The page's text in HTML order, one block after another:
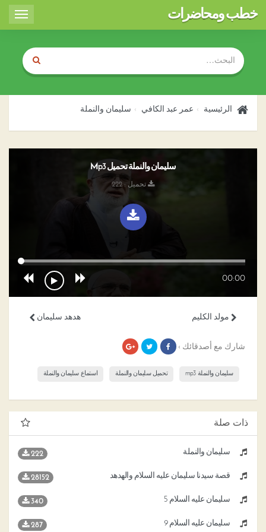
Toggle
خطب ومحاضرات
الرئيسية عمر عبد الكافي سليمان والنملة
سليمان والنملة تحميل Mp3
تحميل : 222
00:00
هدهد سليمان مولد الكليم
شارك مع أصدقائك ›
سليمان والنملة mp3 تحميل سليمان والنملة استماع سليمان والنملة
ذات صلة
سليمان والنملة 222
قصة سيدنا سليمان عليه السلام والهدهد 28152
سليمان عليه السلام 5 340
سليمان عليه السلام 9 287